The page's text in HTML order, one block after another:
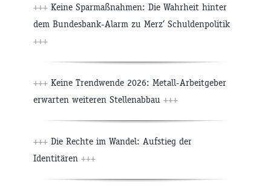
+++ Keine Sparmaßnahmen: Die Wahrheit hinter
dem Bundesbank-Alarm zu Merz‘ Schuldenpolitik
+++
+++ Keine Trendwende 2026: Metall-Arbeitgeber
erwarten weiteren Stellenabbau +++
+++ Die Rechte im Wandel: Aufstieg der
Identitären +++